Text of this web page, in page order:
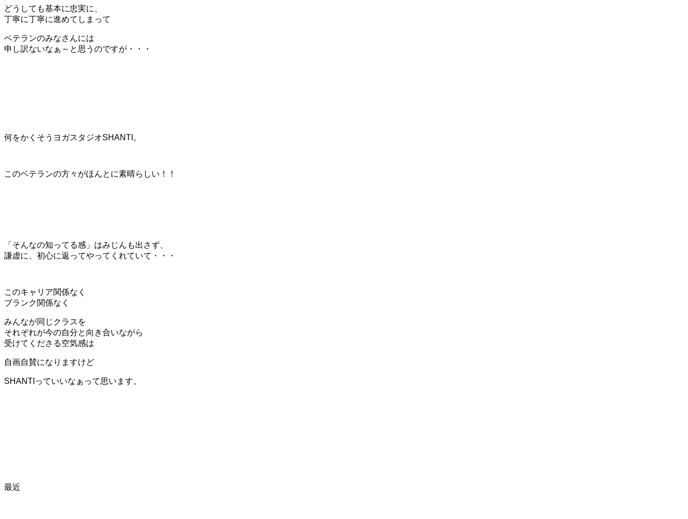
どうしても基本に忠実に、
丁寧に丁寧に進めてしまって
ベテランのみなさんには
申し訳ないなぁ～と思うのですが・・・
何をかくそうヨガスタジオSHANTI。
このベテランの方々がほんとに素晴らしい！！
「そんなの知ってる感」はみじんも出さず、
謙虚に、初心に返ってやってくれていて・・・
このキャリア関係なく
ブランク関係なく
みんなが同じクラスを
それぞれが今の自分と向き合いながら
受けてくださる空気感は
自画自賛になりますけど
SHANTIっていいなぁって思います。
最近